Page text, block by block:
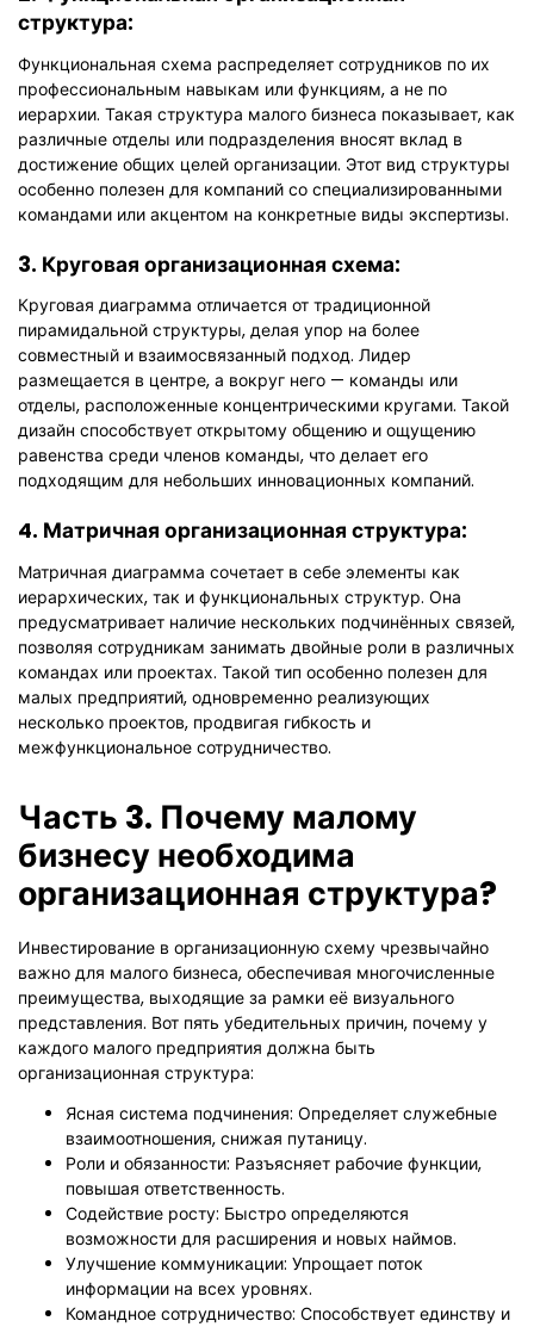
структура:
Функциональная схема распределяет сотрудников по их
профессиональным навыкам или функциям, а не по
иерархии. Такая структура малого бизнеса показывает, как
различные отделы или подразделения вносят вклад в
достижение общих целей организации. Этот вид структуры
особенно полезен для компаний со специализированными
командами или акцентом на конкретные виды экспертизы.
3. Круговая организационная схема:
Круговая диаграмма отличается от традиционной
пирамидальной структуры, делая упор на более
совместный и взаимосвязанный подход. Лидер
размещается в центре, а вокруг него — команды или
отделы, расположенные концентрическими кругами. Такой
дизайн способствует открытому общению и ощущению
равенства среди членов команды, что делает его
подходящим для небольших инновационных компаний.
4. Матричная организационная структура:
Матричная диаграмма сочетает в себе элементы как
иерархических, так и функциональных структур. Она
предусматривает наличие нескольких подчинённых связей,
позволяя сотрудникам занимать двойные роли в различных
командах или проектах. Такой тип особенно полезен для
малых предприятий, одновременно реализующих
несколько проектов, продвигая гибкость и
межфункциональное сотрудничество.
Часть 3. Почему малому
бизнесу необходима
организационная структура?
Инвестирование в организационную схему чрезвычайно
важно для малого бизнеса, обеспечивая многочисленные
преимущества, выходящие за рамки её визуального
представления. Вот пять убедительных причин, почему у
каждого малого предприятия должна быть
организационная структура:
Ясная система подчинения: Определяет служебные
взаимоотношения, снижая путаницу.
Роли и обязанности: Разъясняет рабочие функции,
повышая ответственность.
Содействие росту: Быстро определяются
возможности для расширения и новых наймов.
Улучшение коммуникации: Упрощает поток
информации на всех уровнях.
Командное сотрудничество: Способствует единству и